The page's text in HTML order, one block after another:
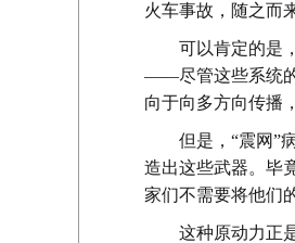
火车事故，随之而
可以肯定的是
——尽管这些系统的
向于向多方向传播
但是，“震网”
造出这些武器。毕
家们不需要将他们
这种原动力正